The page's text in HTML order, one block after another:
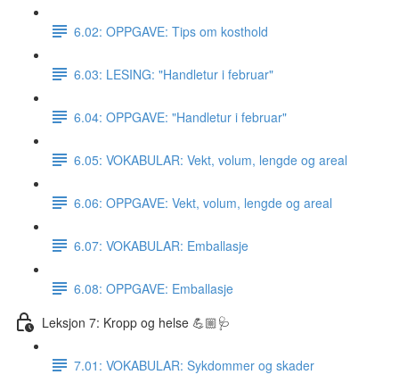
6.02: OPPGAVE: Tips om kosthold
6.03: LESING: "Handletur i februar"
6.04: OPPGAVE: "Handletur i februar"
6.05: VOKABULAR: Vekt, volum, lengde og areal
6.06: OPPGAVE: Vekt, volum, lengde og areal
6.07: VOKABULAR: Emballasje
6.08: OPPGAVE: Emballasje
Leksjon 7: Kropp og helse 💪🏼🩺
7.01: VOKABULAR: Sykdommer og skader